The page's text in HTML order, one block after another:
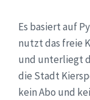
Es basiert auf
nutzt das freie
und unterliegt
die Stadt
kein Abo und